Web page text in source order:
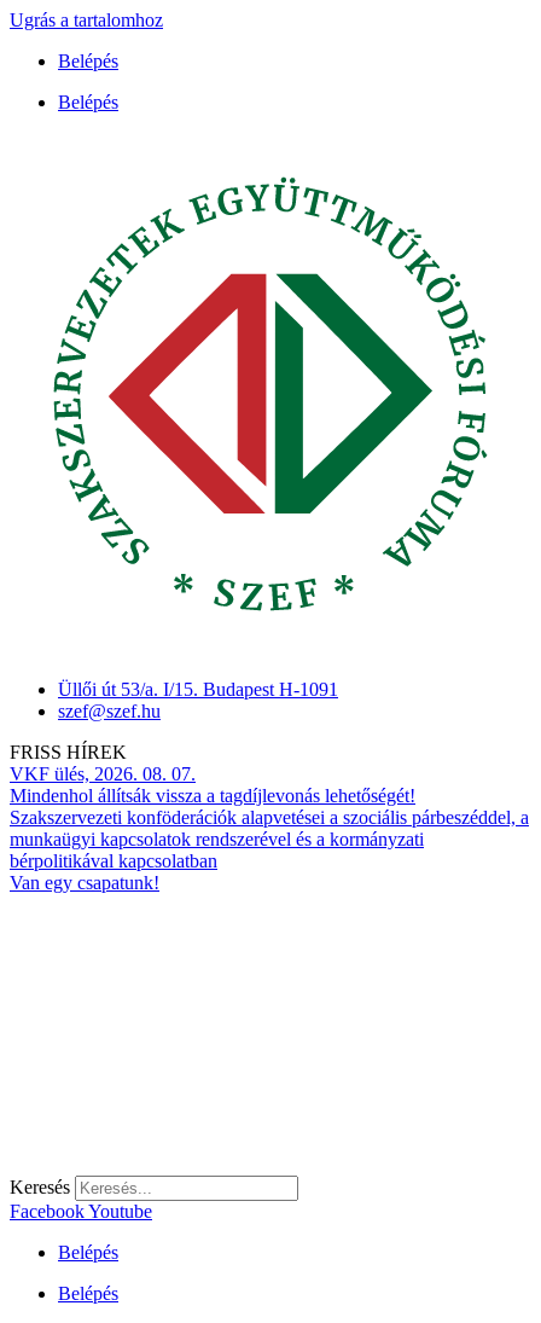
Ugrás a tartalomhoz
Belépés
Belépés
Üllői út 53/a. I/15. Budapest H-1091
szef@szef.hu
FRISS HÍREK
VKF ülés, 2026. 08. 07.
Mindenhol állítsák vissza a tagdíjlevonás lehetőségét!
Szakszervezeti konföderációk alapvetései a szociális párbeszéddel, a
munkaügyi kapcsolatok rendszerével és a kormányzati
bérpolitikával kapcsolatban
Van egy csapatunk!
Keresés
FacebookYoutube
Belépés
Belépés